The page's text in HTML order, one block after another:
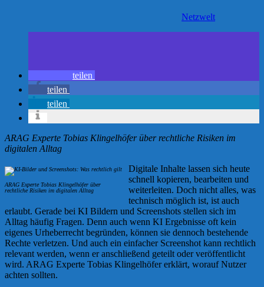
Netzwelt
teilen
teilen
teilen
ARAG Experte Tobias Klingelhöfer über rechtliche Risiken im
digitalen Alltag
ARAG Experte Tobias Klingelhöfer über
rechtliche Risiken im digitalen Alltag
Digitale Inhalte lassen sich heute
schnell kopieren, bearbeiten und
weiterleiten. Doch nicht alles, was
technisch möglich ist, ist auch
erlaubt. Gerade bei KI Bildern und Screenshots stellen sich im
Alltag häufig Fragen. Denn auch wenn KI Ergebnisse oft kein
eigenes Urheberrecht begründen, können sie dennoch bestehende
Rechte verletzen. Und auch ein einfacher Screenshot kann rechtlich
relevant werden, wenn er anschließend geteilt oder veröffentlicht
wird. ARAG Experte Tobias Klingelhöfer erklärt, worauf Nutzer
achten sollten.